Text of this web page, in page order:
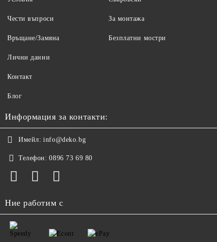
Чести въпроси
Връщане/Замяна
За монтажа
Безплатни мостри
Лични данни
Контакт
Блог
Информация за контакти:
Имейл: info@deko.bg
Телефон: 0896 73 69 80
Ние работим с